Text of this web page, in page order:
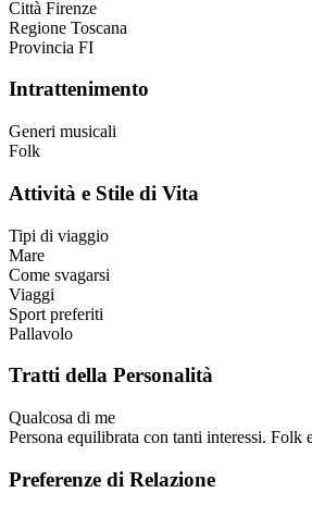
Città Firenze
Regione Toscana
Provincia FI
Intrattenimento
Generi musicali
Folk
Attività e Stile di Vita
Tipi di viaggio
Mare
Come svagarsi
Viaggi
Sport preferiti
Pallavolo
Tratti della Personalità
Qualcosa di me
Persona equilibrata con tanti interessi. Folk
Preferenze di Relazione